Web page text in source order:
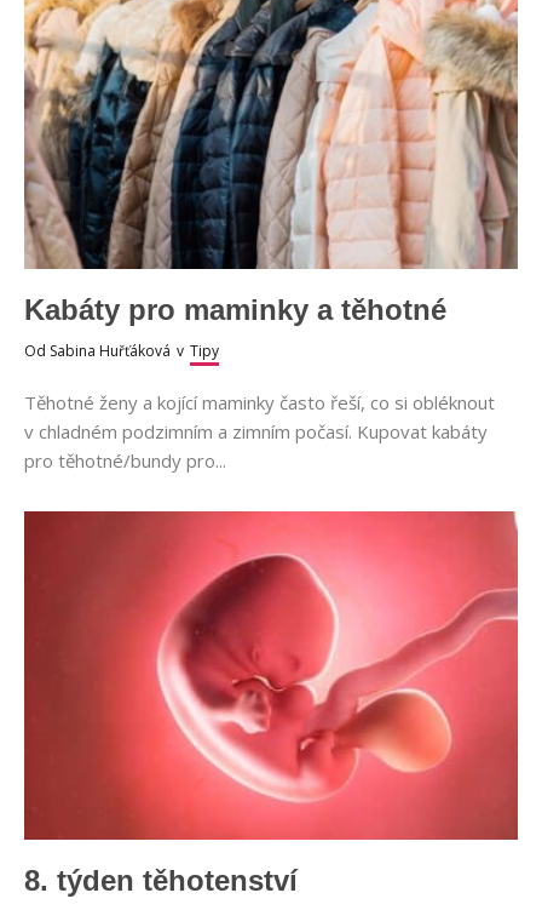
Kabáty pro maminky a těhotné
Od Sabina Huřťáková v Tipy
Těhotné ženy a kojící maminky často řeší, co si obléknout
v chladném podzimním a zimním počasí. Kupovat kabáty
pro těhotné/bundy pro...
8. týden těhotenství